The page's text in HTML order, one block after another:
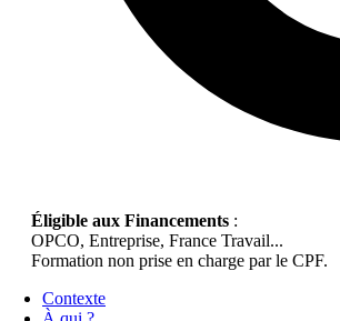
Éligible aux Financements :
OPCO, Entreprise, France Travail...
Formation non prise en charge par le CPF.
Contexte